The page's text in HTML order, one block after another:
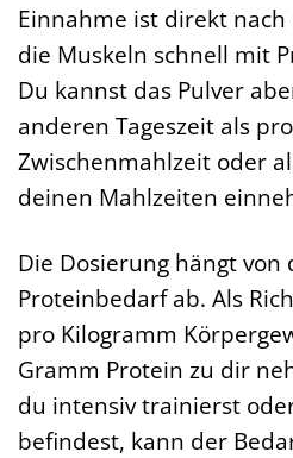
Einnahme ist direkt
die Muskeln schnell mit
Du kannst das Pulver
anderen Tageszeit als
Zwischenmahlzeit oder
deinen Mahlzeiten
Die Dosierung hängt
Proteinbedarf ab. Als
pro Kilogramm
Gramm Protein zu dir
du intensiv trainierst
befindest, kann der